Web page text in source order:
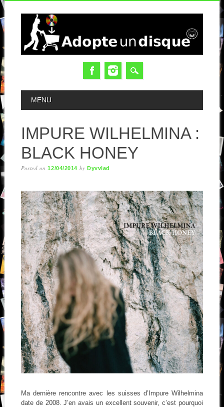
MAIN MENU
MENU
IMPURE WILHELMINA :
BLACK HONEY
Posted on12/04/2014 byDyvvlad
Ma dernière rencontre avec les suisses d’Impure Wilhelmina
date de 2008. J’en avais un excellent souvenir, c’est pourquoi